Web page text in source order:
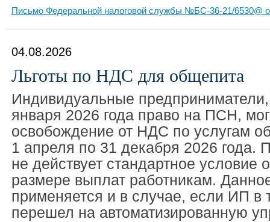
Письмо Федеральной налоговой службы №БС-36-21/6530@
04.08.2026
Льготы по НДС для общепита
Индивидуальные
января 2026 года право на ПСН,
освобождение от НДС по услугам
1 апреля по 31 декабря 2026 года.
не действует стандартное условие
размере выплат работникам.
применяется и в случае, если ИП в
перешел на автоматизированную